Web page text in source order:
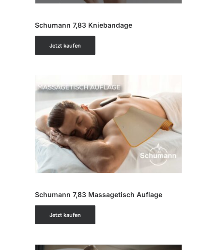
Schumann 7,83 Kniebandage
Jetzt kaufen
Schumann 7,83 Massagetisch Auflage
Jetzt kaufen